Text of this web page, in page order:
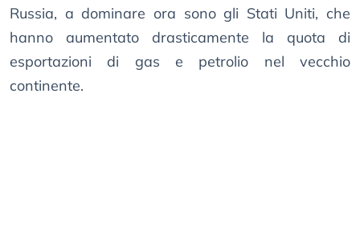
Russia, a dominare ora sono gli Stati Uniti, che
hanno aumentato drasticamente la quota di
esportazioni di gas e petrolio nel vecchio
continente.